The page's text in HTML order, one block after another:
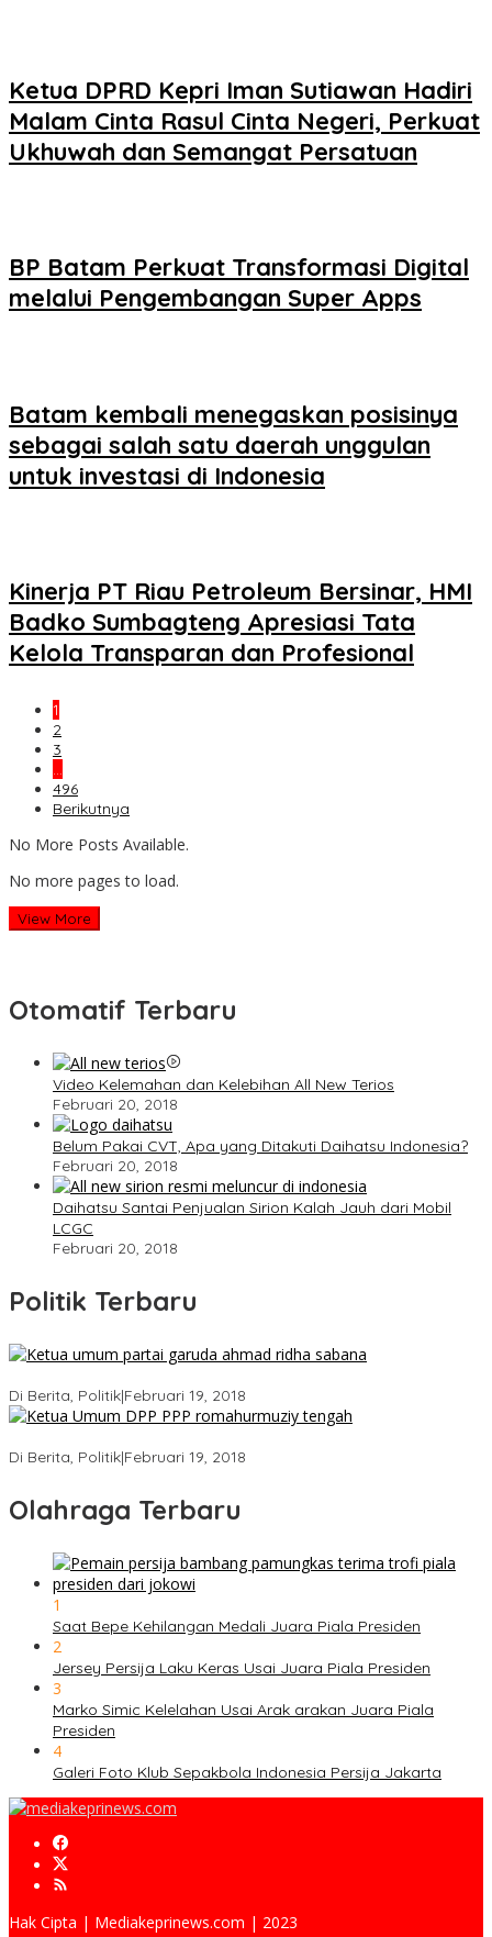
Ketua DPRD Kepri Iman Sutiawan Hadiri
Malam Cinta Rasul Cinta Negeri, Perkuat
Ukhuwah dan Semangat Persatuan
BP Batam Perkuat Transformasi Digital
melalui Pengembangan Super Apps
Batam kembali menegaskan posisinya
sebagai salah satu daerah unggulan
untuk investasi di Indonesia
Kinerja PT Riau Petroleum Bersinar, HMI
Badko Sumbagteng Apresiasi Tata
Kelola Transparan dan Profesional
1
2
3
…
496
Berikutnya
No More Posts Available.
No more pages to load.
View More
Otomatif Terbaru
Video Kelemahan dan Kelebihan All New Terios
Februari 20, 2018
Belum Pakai CVT, Apa yang Ditakuti Daihatsu Indonesia?
Februari 20, 2018
Daihatsu Santai Penjualan Sirion Kalah Jauh dari Mobil
LCGC
Februari 20, 2018
Politik Terbaru
Di Berita, Politik|Februari 19, 2018
Di Berita, Politik|Februari 19, 2018
Olahraga Terbaru
1
Saat Bepe Kehilangan Medali Juara Piala Presiden
2
Jersey Persija Laku Keras Usai Juara Piala Presiden
3
Marko Simic Kelelahan Usai Arak arakan Juara Piala
Presiden
4
Galeri Foto Klub Sepakbola Indonesia Persija Jakarta
Hak Cipta | Mediakeprinews.com | 2023